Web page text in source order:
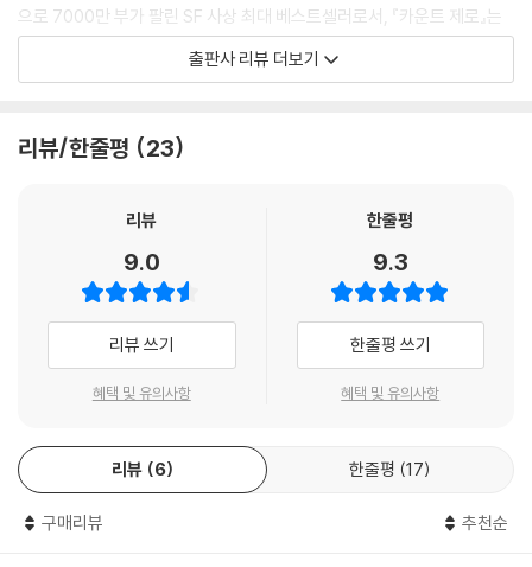
으로 7000만 부가 팔린 SF 사상 최대 베스트셀러로서, 『카운트 제로』는
전작에서 정리된 개념을 바탕으로 사이버스페이스를 통한 생명연장, 초국
가적 기업과 초월적 부를 지배한 자, 해킹과 이를 통한 살인 등 미래 현상을
하고 있는 작가는 없다.” -보스턴 글로브
사이버스페이스라는 말을 대중에게 알린 이 시리즈에서는 가상공간을 처
음으로 시각적인 이미지로 형상화했다. 좌표가 하나씩 배정되어 있는 끝없
이 이어지는 격자, 표면이 완벽하게 매끈한 구체로 형상화된 AI의 이미지
등 시각적으로 구체화된 가상공간이란 아이디어는 이후 사이버펑크 장르
다. 영화 「매트릭스」(1999)의 제목인 매트릭스와, 모든 사물이 컴퓨터 좌
표 값으로 이루어져 있는 매트릭스 내의 실제 모습은 이 시리즈에서 다룬
사이버스페이스와 몹시 유사하다. 자료값이 매겨진 사이버스페이스를 매
트릭스라고 부른 것도 이 시리즈에서 최초로 나타난 개념이다. 사이보그와
출판사 리뷰 더보기
리뷰/한줄평 23
리뷰
9.0
리뷰 쓰기
혜택 및 유의사항
한줄평
9.3
한줄평 쓰기
혜택 및 유의사항
리뷰 6 한줄평 17
구매리뷰 추천순